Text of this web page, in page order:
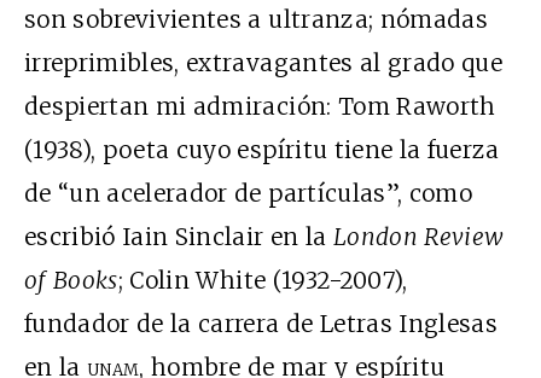
son sobrevivientes a ultranza; nómadas
irreprimibles, extravagantes al grado que
despiertan mi admiración: Tom Raworth
(1938), poeta cuyo espíritu tiene la fuerza
de “un acelerador de partículas”, como
escribió Iain Sinclair en la London Review
of Books; Colin White (1932-2007),
fundador de la carrera de Letras Inglesas
en launam, hombre de mar y espíritu